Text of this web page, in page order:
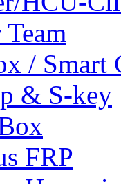
/ Smart
& S-key
FRP